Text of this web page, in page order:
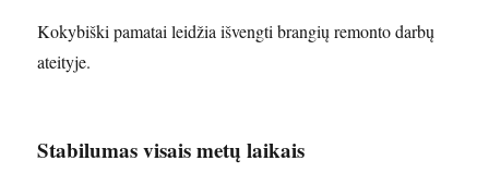
Kokybiški pamatai leidžia išvengti brangių remonto darbų
ateityje.
Stabilumas visais metų laikais